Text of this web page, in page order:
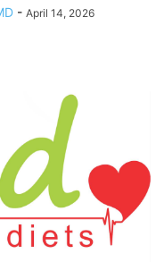
- April 14, 2026